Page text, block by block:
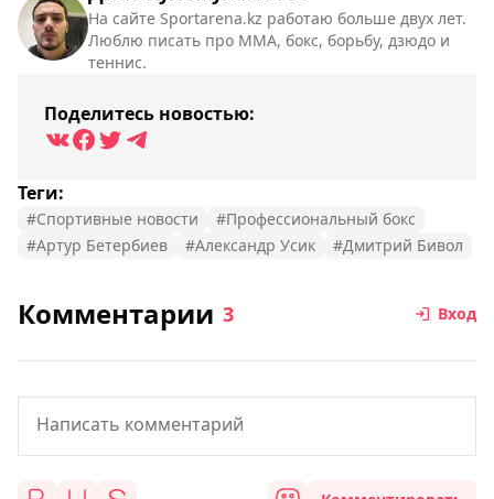
На сайте Sportarena.kz работаю больше двух лет.
Люблю писать про ММА, бокс, борьбу, дзюдо и
теннис.
Поделитесь новостью:
Теги:
#Спортивные новости
#Профессиональный бокс
#Артур Бетербиев
#Александр Усик #Дмитрий Бивол
Комментарии 3 Вход